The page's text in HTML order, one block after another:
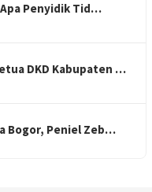
Apa Penyidik Tid…
DKD Kabupaten …
Bogor, Peniel Zeb…